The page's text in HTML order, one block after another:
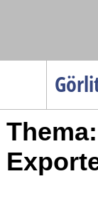
Menüpunkte
Startseite
Gesellschaft